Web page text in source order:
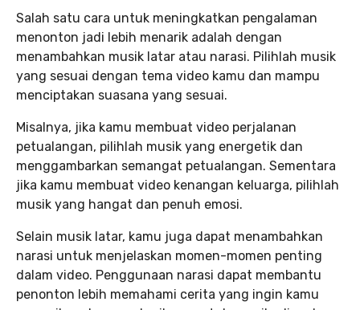
Salah satu cara untuk meningkatkan pengalaman
menonton jadi lebih menarik adalah dengan
menambahkan musik latar atau narasi. Pilihlah musik
yang sesuai dengan tema video kamu dan mampu
menciptakan suasana yang sesuai.
Misalnya, jika kamu membuat video perjalanan
petualangan, pilihlah musik yang energetik dan
menggambarkan semangat petualangan. Sementara
jika kamu membuat video kenangan keluarga, pilihlah
musik yang hangat dan penuh emosi.
Selain musik latar, kamu juga dapat menambahkan
narasi untuk menjelaskan momen-momen penting
dalam video. Penggunaan narasi dapat membantu
penonton lebih memahami cerita yang ingin kamu